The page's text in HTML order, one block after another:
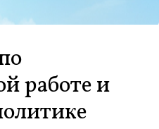
работе и